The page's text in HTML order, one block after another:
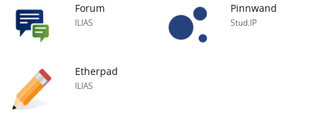
Forum
ILIAS
Etherpad
ILIAS
Pinnwand
Stud.IP